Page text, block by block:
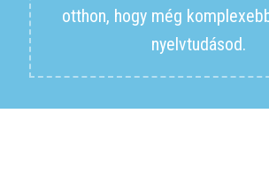
otthon, hogy még
nyelvtudásod.